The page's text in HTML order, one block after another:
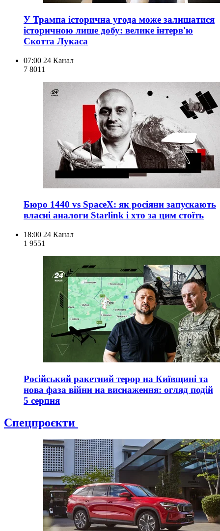
У Трампа історична угода може залишатися
історичною лише добу: велике інтерв'ю
Скотта Лукаса
07:00 24 Канал
7 801 1
Бюро 1440 vs SpaceX: як росіяни запускають
власні аналоги Starlink і хто за цим стоїть
18:00 24 Канал
1 9551
Російський ракетний терор на Київщині та
нова фаза війни на виснаження: огляд подій
5 серпня
Спецпроєкти